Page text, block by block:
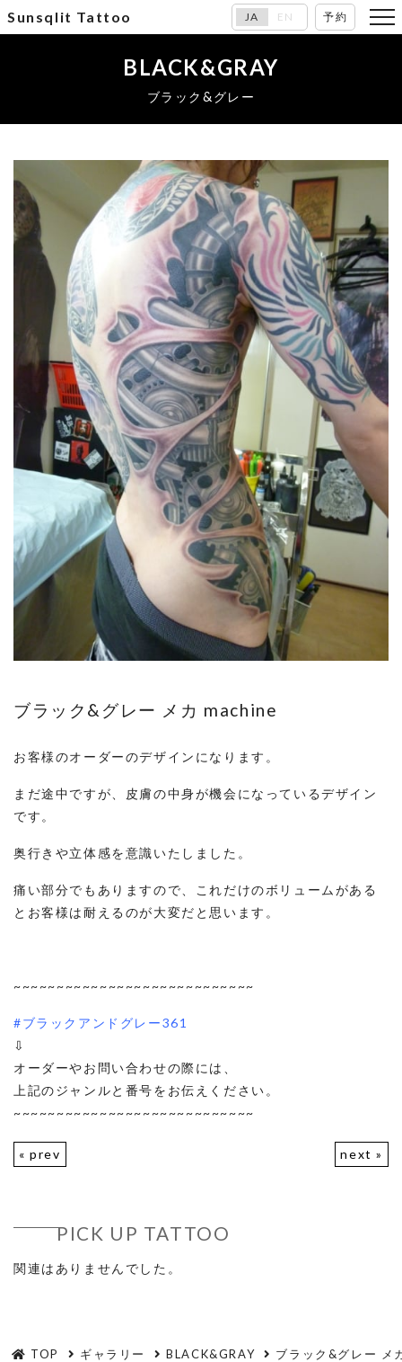
Sunsqlit Tattoo JA EN 予約
BLACK&GRAY
ブラック&グレー
ブラック&グレー メカ machine
お客様のオーダーのデザインになります。
まだ途中ですが、皮膚の中身が機会になっているデザイン
です。
奥行きや立体感を意識いたしました。
痛い部分でもありますので、これだけのボリュームがある
とお客様は耐えるのが大変だと思います。
~~~~~~~~~~~~~~~~~~~~~~~~~~~~
#ブラックアンドグレー361
⇩
オーダーやお問い合わせの際には、
上記のジャンルと番号をお伝えください。
~~~~~~~~~~~~~~~~~~~~~~~~~~~~
« prev next »
PICK UP TATTOO
関連はありませんでした。
TOP ギャラリー BLACK&GRAY ブラック&グレー メ